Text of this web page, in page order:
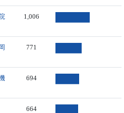
1,006
771
694
664